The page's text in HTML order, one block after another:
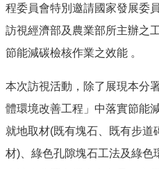
程委員會特別邀請國家發展委
訪視經濟部及農業部所主辦之
節能減碳檢核作業之效能 。
本次訪視活動，除了展現本分
體環境改善工程」中落實節能
就地取材(既有塊石、既有步道
材)、綠色孔隙塊石工法及綠色